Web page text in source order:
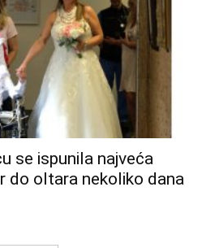
se ispunila najveća
do oltara nekoliko dana